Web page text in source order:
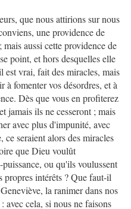
que nous attirions sur nous
une providence de
aussi cette providence de
point, et hors desquelles elle
vrai, fait des miracles, mais
à fomenter vos désordres, et à
Dès que vous en profiterez
jamais ils ne cesseront ; mais
avec plus d'impunité, avec
seraient alors des miracles
que Dieu voulût
ou qu'ils voulussent
propres intérêts ? Que faut-il
la ranimer dans nos
cela, si nous ne faisons